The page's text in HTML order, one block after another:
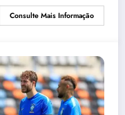
Consulte Mais Informação